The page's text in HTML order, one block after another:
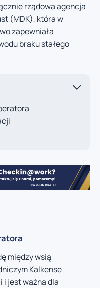
rządowa agencja
(MDK), która w
zapewniała
braku stałego
między wsią
Kalkense
i jest ważna dla